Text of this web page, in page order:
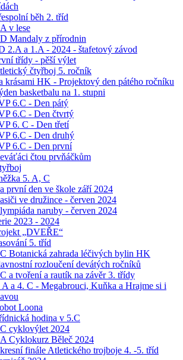
běh 2. tříd
v lese
Mandaly z přírodnin
2.A a 1.A - 2024 - štafetový závod
třídy - pěší výlet
čtyřboj 5. ročník
krásami HK - Projektový den pátého ročníku
basketbalu na 1. stupni
6.C - Den pátý
6.C - Den čtvrtý
6. C - Den třetí
6.C - Den druhý
6.C - Den první
čtou prvňáčkům
5. A, C
první den ve škole září 2024
ve družince - červen 2024
naruby - červen 2024
2023 - 2024
„DVEŘE“
5. tříd
Botanická zahrada léčivých bylin HK
rozloučení devátých ročníků
a tvoření a rautík na závěr 3. třídy
A a 4. C - Megabrouci, Kuňka a Hrajme si i
Loona
hodina v 5.C
cyklovýlet 2024
Cyklokurz Běleč 2024
finále Atletického trojboje 4. -5. tříd